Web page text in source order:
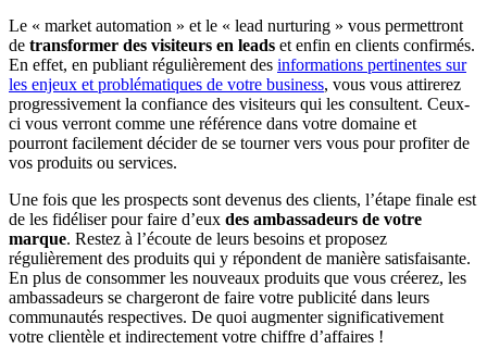
Le « market automation » et le « lead nurturing » vous permettront
de transformer des visiteurs en leads et enfin en clients confirmés.
En effet, en publiant régulièrement des informations pertinentes sur
les enjeux et problématiques de votre business, vous vous attirerez
progressivement la confiance des visiteurs qui les consultent. Ceux-
ci vous verront comme une référence dans votre domaine et
pourront facilement décider de se tourner vers vous pour profiter de
vos produits ou services.
Une fois que les prospects sont devenus des clients, l’étape finale est
de les fidéliser pour faire d’eux des ambassadeurs de votre
marque. Restez à l’écoute de leurs besoins et proposez
régulièrement des produits qui y répondent de manière satisfaisante.
En plus de consommer les nouveaux produits que vous créerez, les
ambassadeurs se chargeront de faire votre publicité dans leurs
communautés respectives. De quoi augmenter significativement
votre clientèle et indirectement votre chiffre d’affaires !